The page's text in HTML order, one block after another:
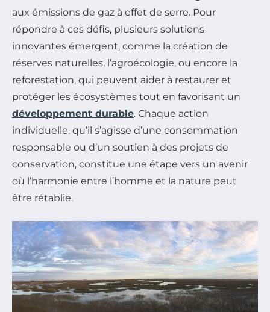
aux émissions de gaz à effet de serre. Pour
répondre à ces défis, plusieurs solutions
innovantes émergent, comme la création de
réserves naturelles, l’agroécologie, ou encore la
reforestation, qui peuvent aider à restaurer et
protéger les écosystèmes tout en favorisant un
développement durable. Chaque action
individuelle, qu’il s’agisse d’une consommation
responsable ou d’un soutien à des projets de
conservation, constitue une étape vers un avenir
où l’harmonie entre l’homme et la nature peut
être rétablie.